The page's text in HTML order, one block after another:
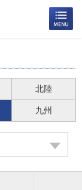
北陸
九州